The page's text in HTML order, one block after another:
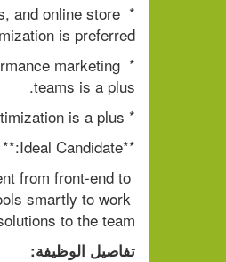
and online store
is preferred.
marketing
teams is a plus.
* Basic knowledge of UI/UX and conversion rate optimization is a plus.
**Ideal Candidate:**
from front-end to
smartly to work
to the team.
تفاصيل الوظيفة: